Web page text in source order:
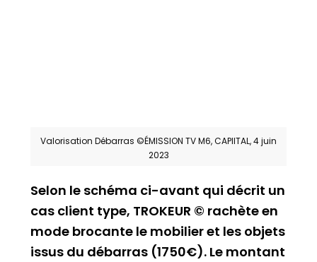
Valorisation Débarras ©ÉMISSION TV M6, CAPIITAL, 4 juin
2023
Selon le schéma ci-avant qui décrit un
cas client type, TROKEUR © rachète en
mode brocante le mobilier et les objets
issus du débarras (1750€). Le montant